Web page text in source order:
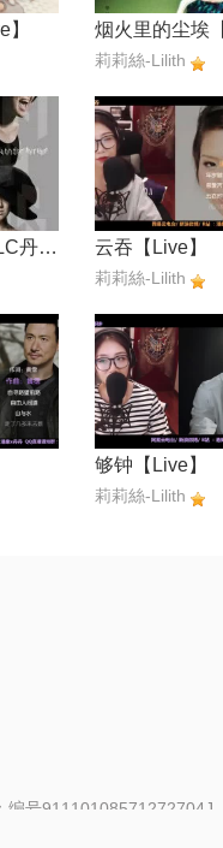
莉莉絲-Lilith
捞月亮的人【LC丹丹】 云吞【Live】
莉莉絲-Lilith
够钟【Live】
莉莉絲-Lilith
编号91110108571272704J